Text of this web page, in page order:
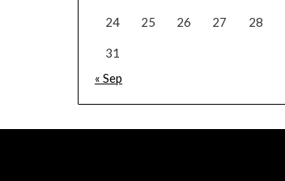
24 25 26 27 28
31
« Sep